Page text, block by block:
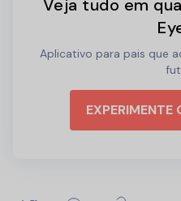
Veja tudo em
Aplicativo para pais que
EXPERIMENTE